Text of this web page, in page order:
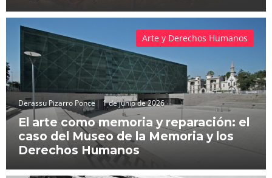
Derassu Pizarro Ponce 1 de junio de 2026
El arte como memoria y reparación: el
caso del Museo de la Memoria y los
Derechos Humanos
Arte y Derechos Humanos